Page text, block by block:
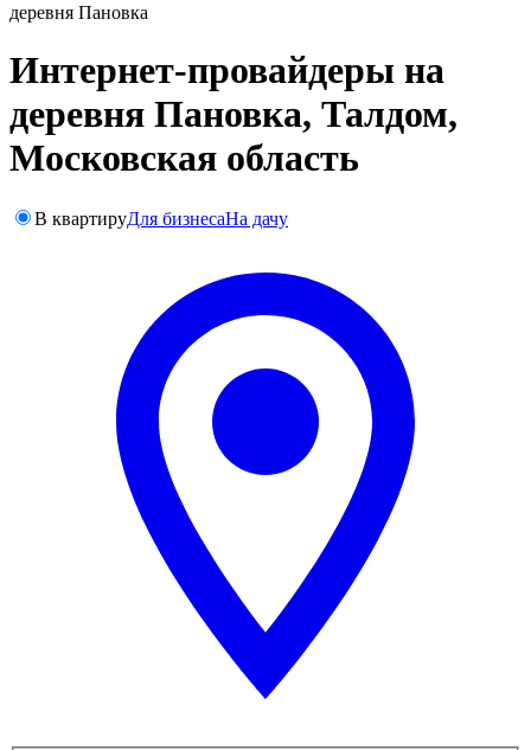
деревня Пановка
Интернет-провайдеры на
деревня Пановка, Талдом,
Московская область
В квартируДля бизнесаНа дачу